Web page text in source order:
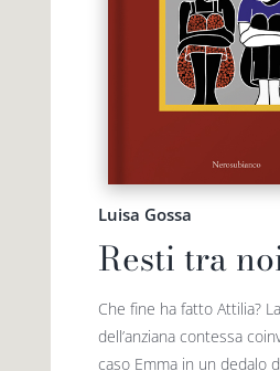
Luisa Gossa
Resti tra
Che fine ha fatto Attilia?
dell’anziana contessa
caso Emma in un dedalo